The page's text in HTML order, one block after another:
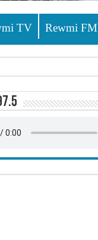
TV Rewmi FM
francs CFA